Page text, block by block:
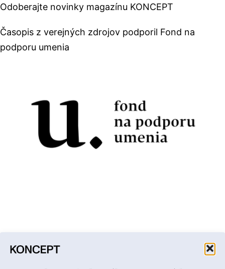
Odoberajte novinky magazínu KONCEPT
Časopis z verejných zdrojov podporil Fond na
podporu umenia